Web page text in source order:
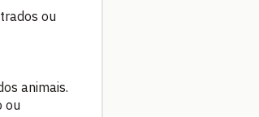
ou
animais.
ou